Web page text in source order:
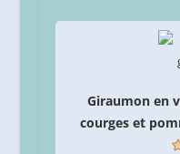
Giraumon en
courges et